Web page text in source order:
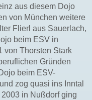
aus diesem Dojo
von München weitere
Flierl aus Sauerlach,
beim ESV in
von Thorsten Stark
Gründen
beim ESV-
zog quasi ins Inntal
in Nußdorf ging